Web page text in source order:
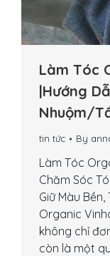
Làm Tóc
|Hướng
Nhuộm/
tin tức By
Làm Tóc
Chăm Sóc
Giữ Màu
Organic
không chỉ
còn là một